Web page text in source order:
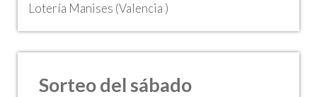
Lotería Manises (Valencia )
Sorteo del sábado